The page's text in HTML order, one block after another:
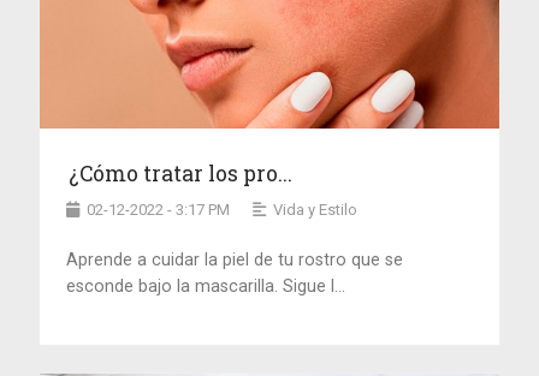
¿Cómo tratar los pro...
02-12-2022 - 3:17 PM Vida y Estilo
Aprende a cuidar la piel de tu rostro que se
esconde bajo la mascarilla. Sigue l...